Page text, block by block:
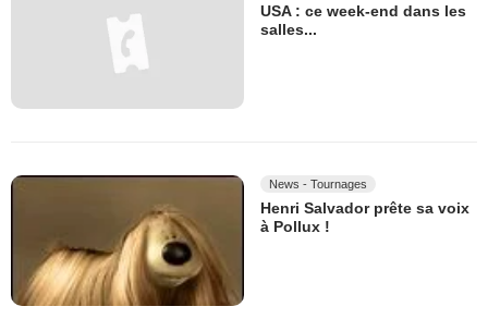
USA : ce week-end dans les
salles...
News - Tournages
Henri Salvador prête sa voix
à Pollux !